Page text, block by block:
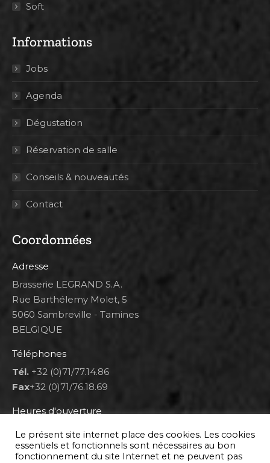
Soft
Informations
Jobs
Agenda
Dégustation
Réservation de salle
Conseils & nouveautés
Contact
Coordonnées
Adresse
Brasserie LEGRAND S.A.
Rue Barthélemy Molet, 5
5060 Sambreville - Tamines
BELGIQUE
Téléphones
Tél. +32 (0)71/77.14.86
Fax+32 (0)71/76.18.69
Heures d'ouverture
Lun 8h00-12h00 et 12h30-14h30
Mar au ven 8h00-12h00 et 12h30-17h00
Sam 9h00-16h00
Le présent site internet place des cookies. Les cookies
essentiels et fonctionnels sont nécessaires au bon
fonctionnement du site Internet et ne peuvent pas